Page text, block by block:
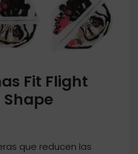
Fit Flight
que reducen las